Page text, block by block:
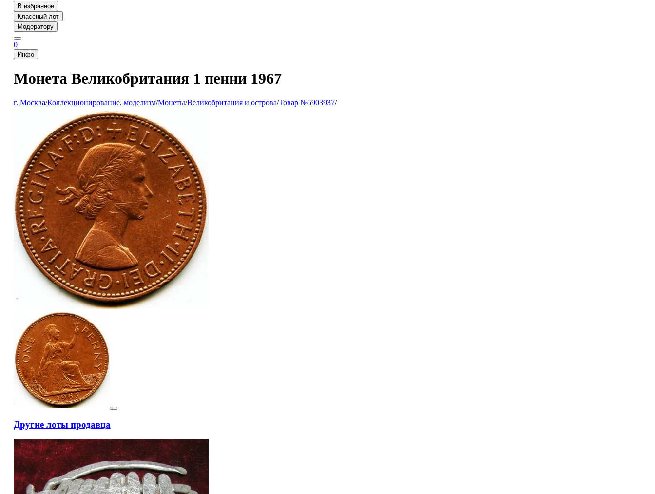
В избранное
Классный лот
Модератору
0
Инфо
Монета Великобритания 1 пенни 1967
г. Москва/Коллекционирование, моделизм/Монеты/Великобритания и острова/Товар №5903937/
Другие лоты продавца